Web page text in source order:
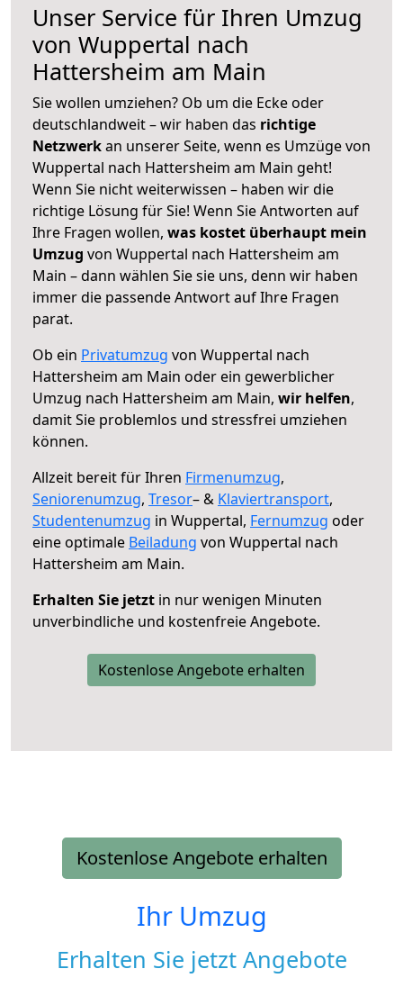
Unser Service für Ihren Umzug
von Wuppertal nach
Hattersheim am Main
Sie wollen umziehen? Ob um die Ecke oder
deutschlandweit – wir haben das richtige
Netzwerkan unserer Seite, wenn es Umzüge von
Wuppertal nach Hattersheim am Main geht!
Wenn Sie nicht weiterwissen – haben wir die
richtige Lösung für Sie! Wenn Sie Antworten auf
Ihre Fragen wollen, was kostet überhaupt mein
Umzug von Wuppertal nach Hattersheim am
Main – dann wählen Sie sie uns, denn wir haben
immer die passende Antwort auf Ihre Fragen
parat.
Ob ein Privatumzug von Wuppertal nach
Hattersheim am Main oder ein gewerblicher
Umzug nach Hattersheim am Main, wir helfen,
damit Sie problemlos und stressfrei umziehen
können.
Allzeit bereit für Ihren Firmenumzug,
Seniorenumzug, Tresor– & Klaviertransport,
Studentenumzug in Wuppertal, Fernumzug oder
eine optimale Beiladung von Wuppertal nach
Hattersheim am Main.
Erhalten Sie jetzt in nur wenigen Minuten
unverbindliche und kostenfreie Angebote.
Kostenlose Angebote erhalten
Kostenlose Angebote erhalten
Ihr Umzug
Erhalten Sie jetzt Angebote